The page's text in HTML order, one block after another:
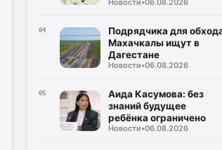
борьбе
04
Подрядчика для
Махачкалы ищут в
Дагестане
Новости•06.08.2026
05
Аида Касумова: без
знаний будущее
ребёнка ограничено
Новости•06.08.2026